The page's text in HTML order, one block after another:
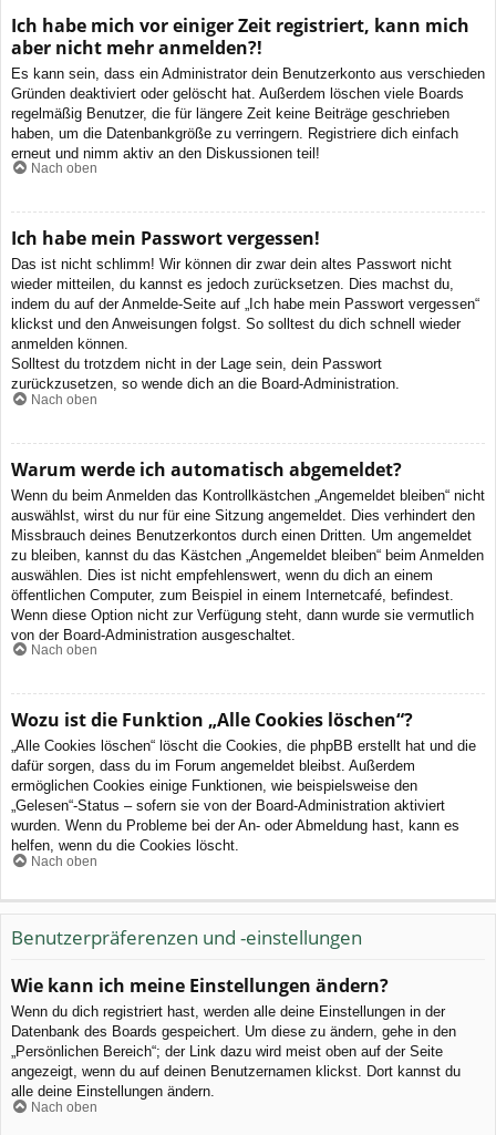
Ich habe mich vor einiger Zeit registriert, kann mich
aber nicht mehr anmelden?!
Es kann sein, dass ein Administrator dein Benutzerkonto aus verschieden
Gründen deaktiviert oder gelöscht hat. Außerdem löschen viele Boards
regelmäßig Benutzer, die für längere Zeit keine Beiträge geschrieben
haben, um die Datenbankgröße zu verringern. Registriere dich einfach
erneut und nimm aktiv an den Diskussionen teil!
Nach oben
Ich habe mein Passwort vergessen!
Das ist nicht schlimm! Wir können dir zwar dein altes Passwort nicht
wieder mitteilen, du kannst es jedoch zurücksetzen. Dies machst du,
indem du auf der Anmelde-Seite auf „Ich habe mein Passwort vergessen“
klickst und den Anweisungen folgst. So solltest du dich schnell wieder
anmelden können.
Solltest du trotzdem nicht in der Lage sein, dein Passwort
zurückzusetzen, so wende dich an die Board-Administration.
Nach oben
Warum werde ich automatisch abgemeldet?
Wenn du beim Anmelden das Kontrollkästchen „Angemeldet bleiben“ nicht
auswählst, wirst du nur für eine Sitzung angemeldet. Dies verhindert den
Missbrauch deines Benutzerkontos durch einen Dritten. Um angemeldet
zu bleiben, kannst du das Kästchen „Angemeldet bleiben“ beim Anmelden
auswählen. Dies ist nicht empfehlenswert, wenn du dich an einem
öffentlichen Computer, zum Beispiel in einem Internetcafé, befindest.
Wenn diese Option nicht zur Verfügung steht, dann wurde sie vermutlich
von der Board-Administration ausgeschaltet.
Nach oben
Wozu ist die Funktion „Alle Cookies löschen“?
„Alle Cookies löschen“ löscht die Cookies, die phpBB erstellt hat und die
dafür sorgen, dass du im Forum angemeldet bleibst. Außerdem
ermöglichen Cookies einige Funktionen, wie beispielsweise den
„Gelesen“-Status – sofern sie von der Board-Administration aktiviert
wurden. Wenn du Probleme bei der An- oder Abmeldung hast, kann es
helfen, wenn du die Cookies löscht.
Nach oben
Benutzerpräferenzen und -einstellungen
Wie kann ich meine Einstellungen ändern?
Wenn du dich registriert hast, werden alle deine Einstellungen in der
Datenbank des Boards gespeichert. Um diese zu ändern, gehe in den
„Persönlichen Bereich“; der Link dazu wird meist oben auf der Seite
angezeigt, wenn du auf deinen Benutzernamen klickst. Dort kannst du
alle deine Einstellungen ändern.
Nach oben